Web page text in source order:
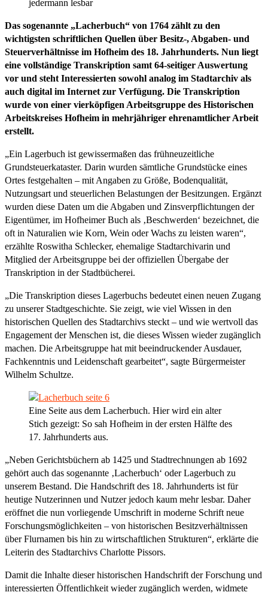
Das sogenannte „Lacherbuch“ von 1764 zählt zu den
wichtigsten schriftlichen Quellen über Besitz-, Abgaben- und
Steuerverhältnisse im Hofheim des 18. Jahrhunderts. Nun liegt
eine vollständige Transkription samt 64-seitiger Auswertung
vor und steht Interessierten sowohl analog im Stadtarchiv als
auch digital im Internet zur Verfügung. Die Transkription
wurde von einer vierköpfigen Arbeitsgruppe des Historischen
Arbeitskreises Hofheim in mehrjähriger ehrenamtlicher Arbeit
erstellt.
„Ein Lagerbuch ist gewissermaßen das frühneuzeitliche
Grundsteuerkataster. Darin wurden sämtliche Grundstücke eines
Ortes festgehalten – mit Angaben zu Größe, Bodenqualität,
Nutzungsart und steuerlichen Belastungen der Besitzungen. Ergänzt
wurden diese Daten um die Abgaben und Zinsverpflichtungen der
Eigentümer, im Hofheimer Buch als ‚Beschwerden‘ bezeichnet, die
oft in Naturalien wie Korn, Wein oder Wachs zu leisten waren“,
erzählte Roswitha Schlecker, ehemalige Stadtarchivarin und
Mitglied der Arbeitsgruppe bei der offiziellen Übergabe der
Transkription in der Stadtbücherei.
„Die Transkription dieses Lagerbuchs bedeutet einen neuen Zugang
zu unserer Stadtgeschichte. Sie zeigt, wie viel Wissen in den
historischen Quellen des Stadtarchivs steckt – und wie wertvoll das
Engagement der Menschen ist, die dieses Wissen wieder zugänglich
machen. Die Arbeitsgruppe hat mit beeindruckender Ausdauer,
Fachkenntnis und Leidenschaft gearbeitet“, sagte Bürgermeister
Wilhelm Schultze.
Eine Seite aus dem Lacherbuch. Hier wird ein alter
Stich gezeigt: So sah Hofheim in der ersten Hälfte des
17. Jahrhunderts aus.
„Neben Gerichtsbüchern ab 1425 und Stadtrechnungen ab 1692
gehört auch das sogenannte ‚Lacherbuch‘ oder Lagerbuch zu
unserem Bestand. Die Handschrift des 18. Jahrhunderts ist für
heutige Nutzerinnen und Nutzer jedoch kaum mehr lesbar. Daher
eröffnet die nun vorliegende Umschrift in moderne Schrift neue
Forschungsmöglichkeiten – von historischen Besitzverhältnissen
über Flurnamen bis hin zu wirtschaftlichen Strukturen“, erklärte die
Leiterin des Stadtarchivs Charlotte Pissors.
Damit die Inhalte dieser historischen Handschrift der Forschung und
interessierten Öffentlichkeit wieder zugänglich werden, widmete